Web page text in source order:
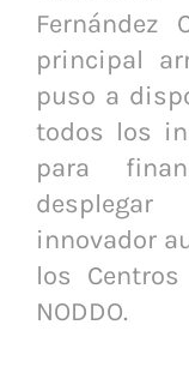
Fernández
principal
puso a
todos los
para
innovador
los
NODDO.